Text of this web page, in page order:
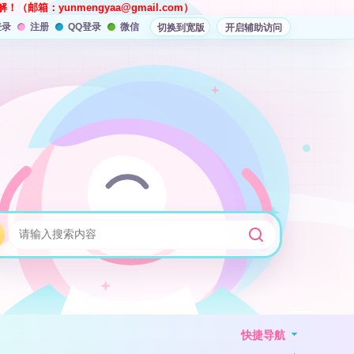
！（邮箱： yunmengyaa@gmail.com ）
注册 QQ登录 微信 切换到宽版 开启辅助访问
快捷导航